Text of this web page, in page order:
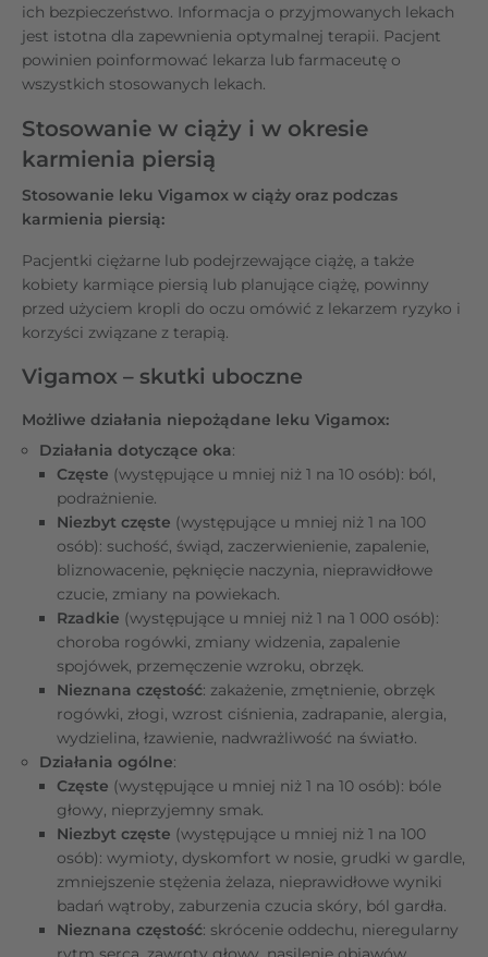
ich bezpieczeństwo. Informacja o przyjmowanych lekach
jest istotna dla zapewnienia optymalnej terapii. Pacjent
powinien poinformować lekarza lub farmaceutę o
wszystkich stosowanych lekach.
Stosowanie w ciąży i w okresie
karmienia piersią
Stosowanie leku Vigamox w ciąży oraz podczas
karmienia piersią:
Pacjentki ciężarne lub podejrzewające ciążę, a także
kobiety karmiące piersią lub planujące ciążę, powinny
przed użyciem kropli do oczu omówić z lekarzem ryzyko i
korzyści związane z terapią.
Vigamox – skutki uboczne
Możliwe działania niepożądane leku Vigamox:
Działania dotyczące oka:
Częste (występujące u mniej niż 1 na 10 osób): ból,
podrażnienie.
Niezbyt częste (występujące u mniej niż 1 na 100
osób): suchość, świąd, zaczerwienienie, zapalenie,
bliznowacenie, pęknięcie naczynia, nieprawidłowe
czucie, zmiany na powiekach.
Rzadkie (występujące u mniej niż 1 na 1 000 osób):
choroba rogówki, zmiany widzenia, zapalenie
spojówek, przemęczenie wzroku, obrzęk.
Nieznana częstość: zakażenie, zmętnienie, obrzęk
rogówki, złogi, wzrost ciśnienia, zadrapanie, alergia,
wydzielina, łzawienie, nadwrażliwość na światło.
Działania ogólne:
Częste (występujące u mniej niż 1 na 10 osób): bóle
głowy, nieprzyjemny smak.
Niezbyt częste (występujące u mniej niż 1 na 100
osób): wymioty, dyskomfort w nosie, grudki w gardle,
zmniejszenie stężenia żelaza, nieprawidłowe wyniki
badań wątroby, zaburzenia czucia skóry, ból gardła.
Nieznana częstość: skrócenie oddechu, nieregularny